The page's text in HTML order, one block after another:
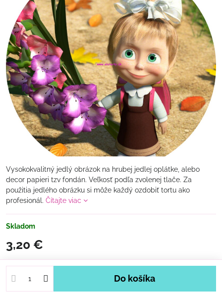
Vysokokvalitný jedlý obrázok na hrubej jedlej oplátke, alebo
decor papieri tzv fondán. Veľkosť podľa zvolenej tlače. Za
použitia jedlého obrázku si môže každý ozdobiť tortu ako
profesionál. Čítajte viac
Skladom
3,20 €
Do košíka